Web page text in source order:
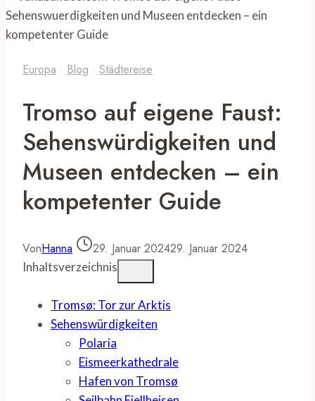
Europa · Blog · Städtereise
Tromso auf eigene Faust:
Sehenswürdigkeiten und
Museen entdecken – ein
kompetenter Guide
VonHanna 29. Januar 202429. Januar 2024
Inhaltsverzeichnis
Tromsø: Tor zur Arktis
Sehenswürdigkeiten
Polaria
Eismeerkathedrale
Hafen von Tromsø